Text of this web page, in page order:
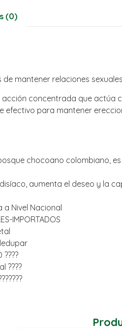
(0)
de mantener relaciones
acción concentrada que actúa
efectivo para mantener
chocoano colombiano,
aumenta el deseo y la
a Nivel Nacional
IMPORTADOS
????
????